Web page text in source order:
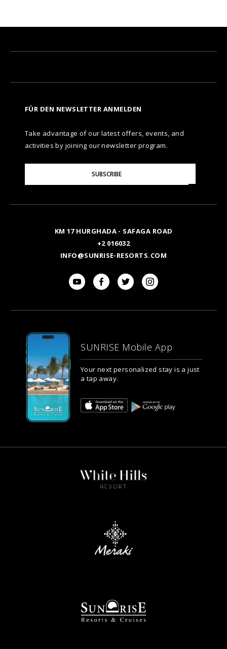
FÜR DEN NEWSLETTER ANMELDEN
Take advantage of our latest offers, events, and
activities by joining our newsletter program.
Your
SUBSCRIBE
KM 17 HURGHADA - SAFAGA ROAD
+2 016032
INFO@SUNRISE-RESORTS.COM
SUNRISE Mobile App
Your next personalized stay is a just
a tap away.